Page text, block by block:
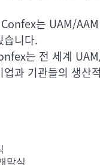
는 UAM/
습니다.
는 전 세계
과 기관들의 생산
막식